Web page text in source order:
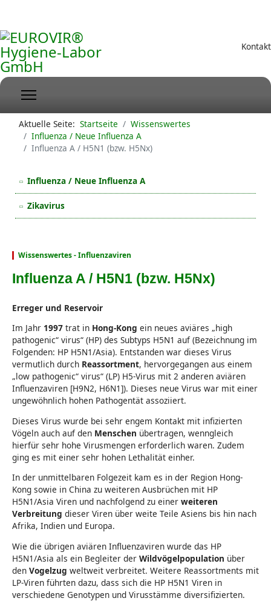
Kontakt
Aktuelle Seite: Startseite
Wissenswertes
Influenza / Neue Influenza A
Influenza A / H5N1 (bzw. H5Nx)
Influenza / Neue Influenza A
Zikavirus
Wissenswertes - Influenzaviren
Influenza A / H5N1 (bzw. H5Nx)
Erreger und Reservoir
Im Jahr 1997 trat in Hong-Kong ein neues aviäres „high
pathogenic“ virus“ (HP) des Subtyps H5N1 auf (Bezeichnung im
Folgenden: HP H5N1/Asia). Entstanden war dieses Virus
vermutlich durch Reassortment, hervorgegangen aus einem
„low pathogenic“ virus“ (LP) H5-Virus mit 2 anderen aviären
Influenzaviren [H9N2, H6N1]). Dieses neue Virus war mit einer
ungewöhnlich hohen Pathogentät assoziiert.
Dieses Virus wurde bei sehr engem Kontakt mit infizierten
Vögeln auch auf den Menschen übertragen, wenngleich
hierfür sehr hohe Virusmengen erforderlich waren. Zudem
ging es mit einer sehr hohen Lethalität einher.
In der unmittelbaren Folgezeit kam es in der Region Hong-
Kong sowie in China zu weiteren Ausbrüchen mit HP
H5N1/Asia Viren und nachfolgend zu einer weiteren
Verbreitung dieser Viren über weite Teile Asiens bis hin nach
Afrika, Indien und Europa.
Wie die übrigen aviären Influenzaviren wurde das HP
H5N1/Asia als ein Begleiter der Wildvögelpopulation über
den Vogelzug weltweit verbreitet. Weitere Reassortments mit
LP-Viren führten dazu, dass sich die HP H5N1 Viren in
verschiedene Genotypen und Virusstämme diversifizierten.